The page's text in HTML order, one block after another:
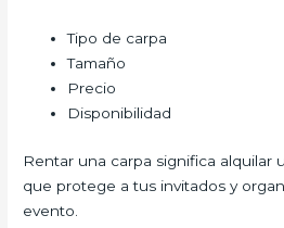
Tipo de carpa
Tamaño
Precio
Disponibilidad
Rentar una carpa significa alquilar
que protege a tus invitados y
evento.